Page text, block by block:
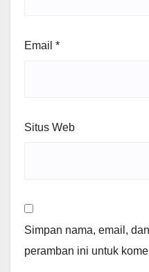
Email *
Situs Web
Simpan nama, email,
peramban ini untuk